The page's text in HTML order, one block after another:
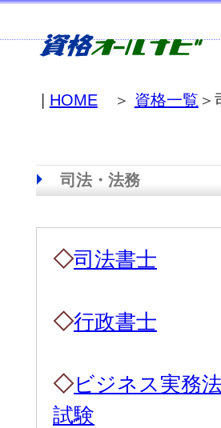
HOME＞ 資格一覧 ＞
司法・法務
◇司法書士
◇行政書士
◇ビジネス実務
試験